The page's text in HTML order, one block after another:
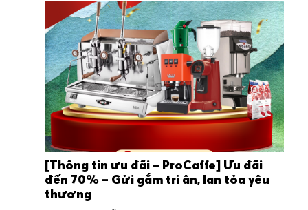
[Thông tin ưu đãi – ProCaffe] Ưu đãi
đến 70% – Gửi gắm tri ân, lan tỏa yêu
thương